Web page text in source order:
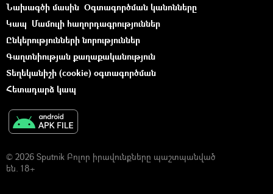
Նախագծի մասին Օգտագործման կանոնները
Կապ Մամուլի հաղորդագրություններ
Ընկերությունների նորություններ
Գաղտնիության քաղաքականություն
Տեղեկանիշի (cookie) օգտագործման
Հետադարձ կապ
© 2026 Sputnik Բոլոր իրավունքները պաշտպանված
են. 18+